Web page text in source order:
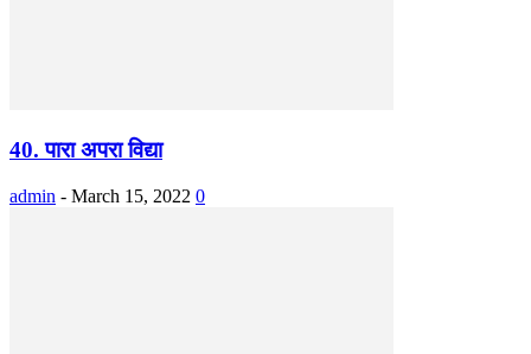
40. पारा अपरा विद्या
admin - March 15, 2022 0